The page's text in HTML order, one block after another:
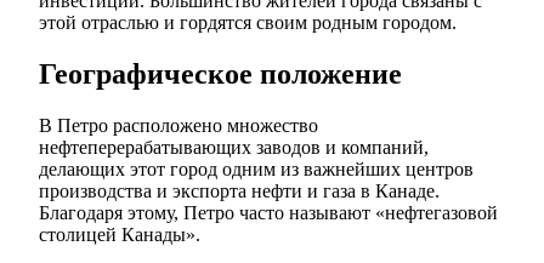
этой отраслью и гордятся своим родным городом.
Географическое положение
В Петро расположено множество
нефтеперерабатывающих заводов и компаний,
делающих этот город одним из важнейших центров
производства и экспорта нефти и газа в Канаде.
Благодаря этому, Петро часто называют «нефтегазовой
столицей Канады».